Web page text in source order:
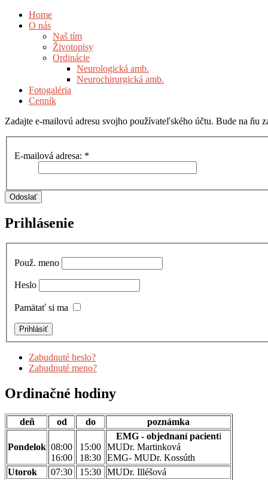
Home
O nás
Naš tím
Životopisy
Ordinácie
Neurologická amb.
Neurochirurgická amb.
Fotogaléria
Cenník
Zadajte e-mailovú adresu svojho používateľského účtu. Bude na ňu
E-mailová adresa: *
Odoslať
Prihlásenie
Použ. meno
Heslo
Pamätať si ma
Zabudnuté heslo?
Zabudnuté meno?
Ordinačné hodiny
deň od do poznámka
Pondelok 08:00
16:00
15:00
18:30
EMG - objednaní pacienti
MUDr. Martinková
EMG- MUDr. Kossúth
Utorok
07:30 15:30 MUDr. Illéšová